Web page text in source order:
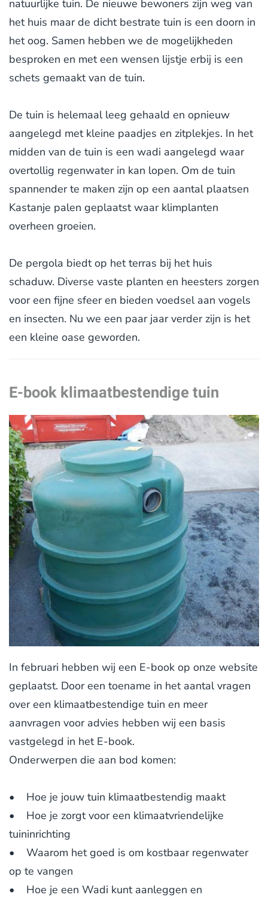
natuurlijke tuin. De nieuwe bewoners zijn weg van
het huis maar de dicht bestrate tuin is een doorn in
het oog. Samen hebben we de mogelijkheden
besproken en met een wensen lijstje erbij is een
schets gemaakt van de tuin.
De tuin is helemaal leeg gehaald en opnieuw
aangelegd met kleine paadjes en zitplekjes. In het
midden van de tuin is een wadi aangelegd waar
overtollig regenwater in kan lopen. Om de tuin
spannender te maken zijn op een aantal plaatsen
Kastanje palen geplaatst waar klimplanten
overheen groeien.
De pergola biedt op het terras bij het huis
schaduw. Diverse vaste planten en heesters zorgen
voor een fijne sfeer en bieden voedsel aan vogels
en insecten. Nu we een paar jaar verder zijn is het
een kleine oase geworden.
E-book klimaatbestendige tuin
In februari hebben wij een E-book op onze website
geplaatst. Door een toename in het aantal vragen
over een klimaatbestendige tuin en meer
aanvragen voor advies hebben wij een basis
vastgelegd in het E-book.
Onderwerpen die aan bod komen:
• Hoe je jouw tuin klimaatbestendig maakt
• Hoe je zorgt voor een klimaatvriendelijke
tuininrichting
• Waarom het goed is om kostbaar regenwater
op te vangen
• Hoe je een Wadi kunt aanleggen en